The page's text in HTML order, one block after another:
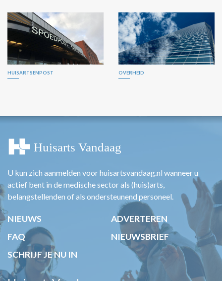
HUISARTSENPOST OVERHEID
U kun zich aanmelden voor huisartsvandaag.nl wanneer u
actief bent in de medische sector als (huis)arts,
belangstellenden of als ondersteunend personeel.
NIEUWS
ADVERTEREN
FAQ
NIEUWSBRIEF
SCHRIJF JE NU IN